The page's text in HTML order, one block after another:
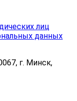
лиц
данных
г. Минск,